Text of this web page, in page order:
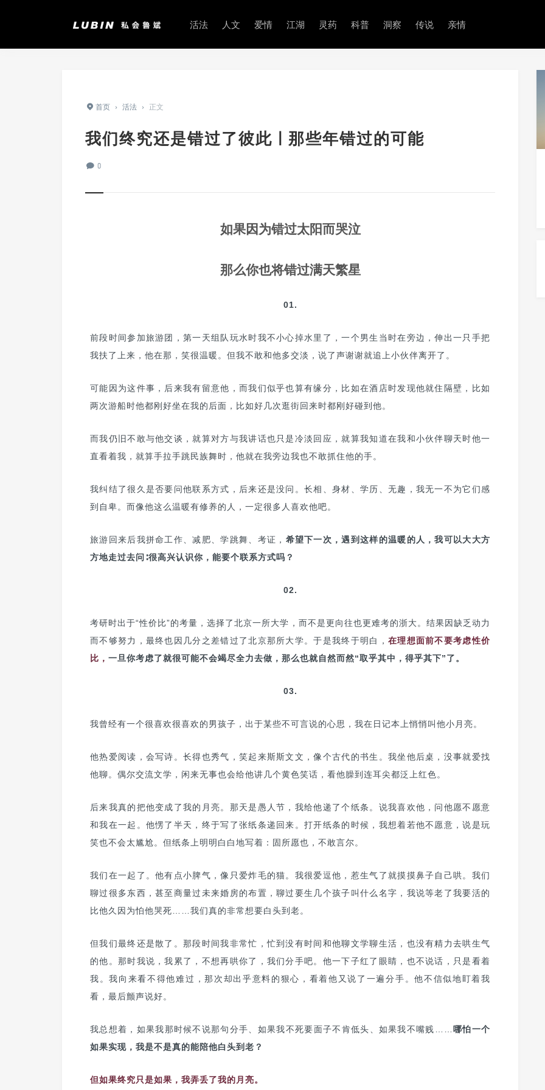
活法 人文 爱情 江湖 灵药 科普 洞察 传说 亲情
首页 › 活法 › 正文
我们终究还是错过了彼此 | 那些年错过的可能
0
如果因为错过太阳而哭泣
那么你也将错过满天繁星
01.
前段时间参加旅游团，第一天组队玩水时我不小心掉水里了，一个男生当时在旁边，伸出一只手把
我扶了上来，他在那，笑很温暖。但我不敢和他多交淡，说了声谢谢就追上小伙伴离开了。
可能因为这件事，后来我有留意他，而我们似乎也算有缘分，比如在酒店时发现他就住隔壁，比如
两次游船时他都刚好坐在我的后面，比如好几次逛街回来时都刚好碰到他。
而我仍旧不敢与他交谈，就算对方与我讲话也只是冷淡回应，就算我知道在我和小伙伴聊天时他一
直看着我，就算手拉手跳民族舞时，他就在我旁边我也不敢抓住他的手。
我纠结了很久是否要问他联系方式，后来还是没问。长相、身材、学历、无趣，我无一不为它们感
到自卑。而像他这么温暖有修养的人，一定很多人喜欢他吧。
旅游回来后我拼命工作、减肥、学跳舞、考证， 希望下一次，遇到这样的温暖的人，我可以大大方
方地走过去问∶很高兴认识你，能要个联系方式吗？
02.
考研时出于“性价比”的考量，选择了北京一所大学，而不是更向往也更难考的浙大。结果因缺乏动力
而不够努力，最终也因几分之差错过了北京那所大学。于是我终于明白， 在理想面前不要考虑性价
比， 一旦你考虑了就很可能不会竭尽全力去做，那么也就自然而然“取乎其中，得乎其下”了。
03.
我曾经有一个很喜欢很喜欢的男孩子，出于某些不可言说的心思，我在日记本上悄悄叫他小月亮。
他热爱阅读，会写诗。长得也秀气，笑起来斯斯文文，像个古代的书生。我坐他后桌，没事就爱找
他聊。偶尔交流文学，闲来无事也会给他讲几个黄色笑话，看他臊到连耳尖都泛上红色。
后来我真的把他变成了我的月亮。那天是愚人节，我给他递了个纸条。说我喜欢他，问他愿不愿意
和我在一起。他愣了半天，终于写了张纸条递回来。打开纸条的时候，我想着若他不愿意，说是玩
笑也不会太尴尬。但纸条上明明白白地写着：固所愿也，不敢言尔。
我们在一起了。他有点小脾气，像只爱炸毛的猫。我很爱逗他，惹生气了就摸摸鼻子自己哄。我们
聊过很多东西，甚至商量过未来婚房的布置，聊过要生几个孩子叫什么名字，我说等老了我要活的
比他久因为怕他哭死……我们真的非常想要白头到老。
但我们最终还是散了。那段时间我非常忙，忙到没有时间和他聊文学聊生活，也没有精力去哄生气
的他。那时我说，我累了，不想再哄你了，我们分手吧。他一下子红了眼睛，也不说话，只是看着
我。我向来看不得他难过，那次却出乎意料的狠心，看着他又说了一遍分手。他不信似地盯着我
看，最后颤声说好。
我总想着，如果我那时候不说那句分手、如果我不死要面子不肯低头、如果我不嘴贱……
哪怕一个
如果实现，我是不是真的能陪他白头到老？
但如果终究只是如果，我弄丢了我的月亮。